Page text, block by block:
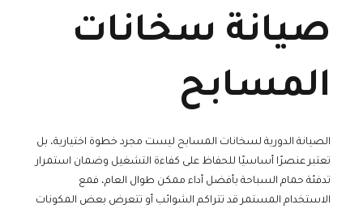
صيانة سخانات
المسابح
الصيانة الدورية لسخانات المسابح ليست مجرد خطوة اختيارية، بل
تعتبر عنصرًا أساسيًا للحفاظ على كفاءة التشغيل وضمان استمرار
تدفئة حمام السباحة بأفضل أداء ممكن طوال العام، فمع
الاستخدام المستمر قد تتراكم الشوائب أو تتعرض بعض المكونات